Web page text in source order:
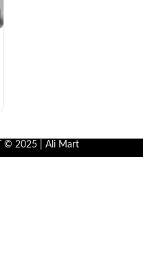
© 2025 | Ali Mart